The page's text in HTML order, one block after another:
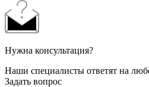
Нужна консультация?
Наши специалисты ответят на
Задать вопрос